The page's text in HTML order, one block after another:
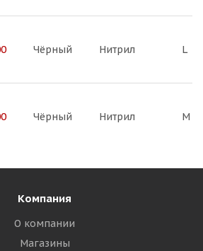
Чёрный Нитрил L
Чёрный Нитрил M
Компания
О компании
Магазины